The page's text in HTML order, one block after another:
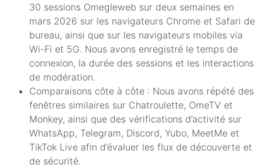
30 sessions Omegleweb sur deux semaines en
mars 2026 sur les navigateurs Chrome et Safari de
bureau, ainsi que sur les navigateurs mobiles via
Wi-Fi et 5G. Nous avons enregistré le temps de
connexion, la durée des sessions et les interactions
de modération.
Comparaisons côte à côte : Nous avons répété des
fenêtres similaires sur Chatroulette, OmeTV et
Monkey, ainsi que des vérifications d’activité sur
WhatsApp, Telegram, Discord, Yubo, MeetMe et
TikTok Live afin d’évaluer les flux de découverte et
de sécurité.